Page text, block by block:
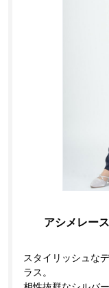
アシメレー
スタイリッシュな
ラス。